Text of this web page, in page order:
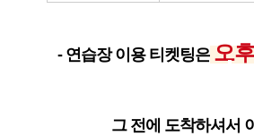
- 연습장 이용 티켓팅은 오후
그 전에 도착하셔서